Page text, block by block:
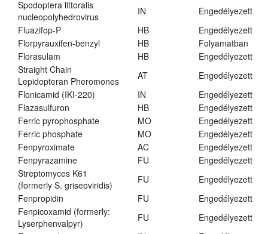
Spodoptera littoralis
nucleopolyhedrovirus
IN
Engedélyezett
Fluazifop-P
HB
Engedélyezett
Florpyrauxifen-benzyl
HB
Folyamatban
Florasulam
HB
Engedélyezett
Straight Chain
Lepidopteran Pheromones
AT
Engedélyezett
Flonicamid (IKI-220)
IN
Engedélyezett
Flazasulfuron
HB
Engedélyezett
Ferric pyrophosphate
MO
Engedélyezett
Ferric phosphate
MO
Engedélyezett
Fenpyroximate
AC
Engedélyezett
Fenpyrazamine
FU
Engedélyezett
Streptomyces K61
(formerly S. griseoviridis)
FU
Engedélyezett
Fenpropidin
FU
Engedélyezett
Fenpicoxamid (formerly:
Lyserphenvalpyr)
FU
Engedélyezett